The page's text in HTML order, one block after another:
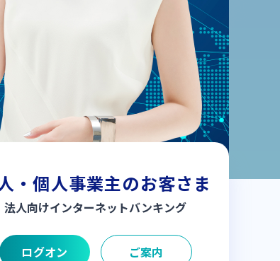
・個人事業主のお客さま
法人向けインターネットバンキング
ログオン ご案内